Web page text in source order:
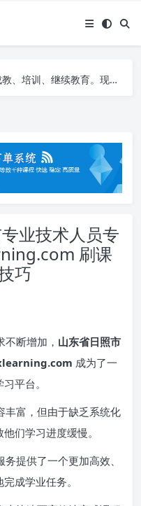
容生成论文
教育。现已接入代刷代考项目3000+
育。现已接入代刷代考项目3000+
业技术人员专
刷课
巧
断增加， 山东省日照市
成为了一
平台。
丰富，但由于缺乏系统化
们学习进度缓慢。
提供了一个更加高效、
成学业任务。